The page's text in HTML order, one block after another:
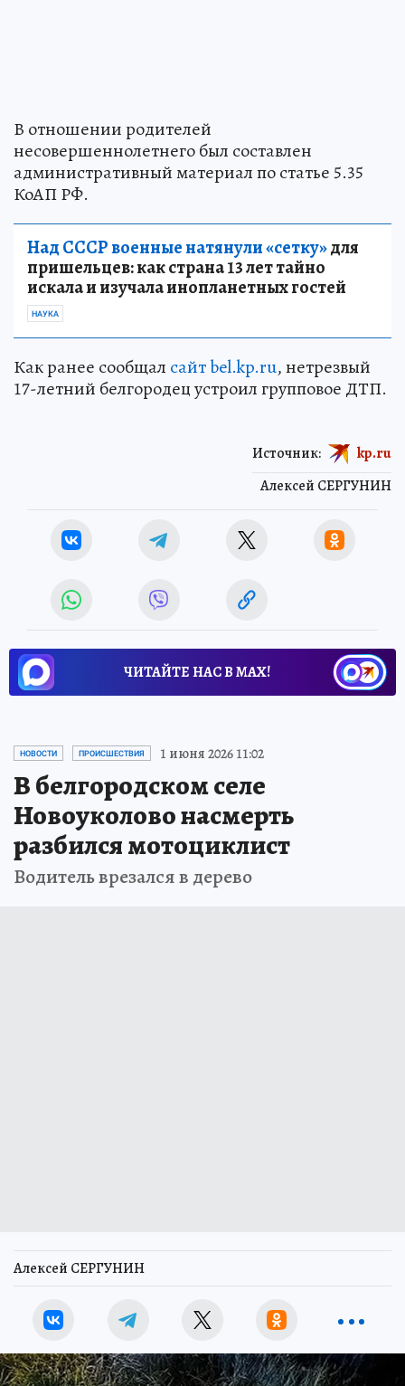
В отношении родителей
несовершеннолетнего был составлен
административный материал по статье 5.35
КоАП РФ.
Над СССР военные натянули «сетку»для
пришельцев: как страна 13 лет тайно
искала и изучала инопланетных гостей
НАУКА
Как ранее сообщал сайт bel.kp.ru, нетрезвый
17-летний белгородец устроил групповое ДТП.
Алексей СЕРГУНИН
Источник: kp.ru
ЧИТАЙТЕ НАС В МАХ!
НОВОСТИ ПРОИСШЕСТВИЯ 1 июня 2026 11:02
В белгородском селе
Новоуколово насмерть
разбился мотоциклист
Водитель врезался в дерево
Алексей СЕРГУНИН